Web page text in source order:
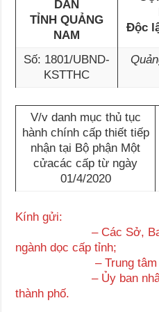
DÂN
TỈNH QUẢNG
NAM
Độc
Số: 1801/UBND-
KSTTHC
V/v danh mục thủ tục
hành chính cấp thiết tiếp
nhận tại Bộ phận Một
cửacác cấp từ ngày
01/4/2020
Kính gửi:
– Các Sở, Ban,
ngành dọc cấp tỉnh;
– Trung tâm Hành
– Ủy ban nhân
thành phố.